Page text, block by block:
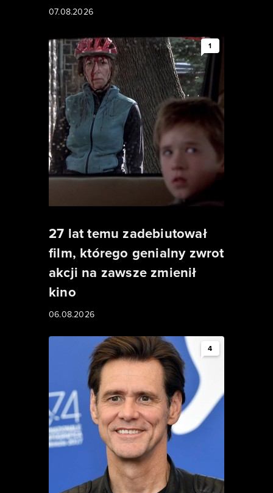
07.08.2026
1
27 lat temu zadebiutował
film, którego genialny zwrot
akcji na zawsze zmienił
kino
06.08.2026
4